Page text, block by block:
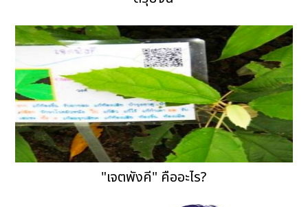
"เจตพังคี" คืออะไร?